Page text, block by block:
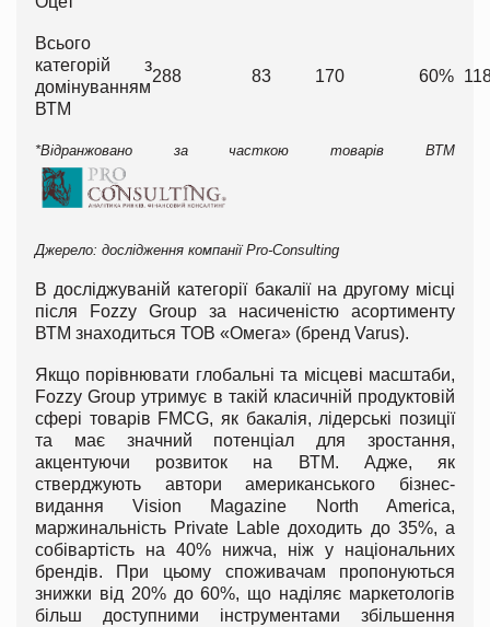
Всього
категорій з
домінуванням
ВТМ
288 83 170 60%
*Відранжовано за часткою товарів ВТМ
Джерело: дослідження компанії Pro-Consulting
В досліджуваній категорії бакалії на другому місці
після Fozzy Group за насиченістю асортименту
ВТМ знаходиться ТОВ «Омега» (бренд Varus).
Якщо порівнювати глобальні та місцеві масштаби,
Fozzy Group утримує в такій класичній продуктовій
сфері товарів FMCG, як бакалія, лідерські позиції
та має значний потенціал для зростання,
акцентуючи розвиток на ВТМ. Адже, як
стверджують автори американського бізнес-
видання Vision Magazine North America,
маржинальність Private Lable доходить до 35%, а
собівартість на 40% нижча, ніж у національних
брендів. При цьому споживачам пропонуються
знижки від 20% до 60%, що наділяє маркетологів
більш доступними інструментами збільшення